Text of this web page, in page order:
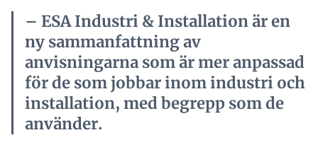
– ESA Industri & Installation är en
ny sammanfattning av
anvisningarna som är mer anpassad
för de som jobbar inom industri och
installation, med begrepp som de
använder.